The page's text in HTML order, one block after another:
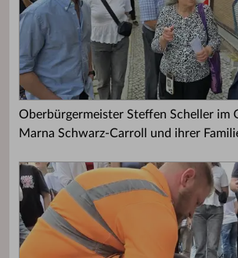
Oberbürgermeister Steffen Scheller im
Marna Schwarz-Carroll und ihrer